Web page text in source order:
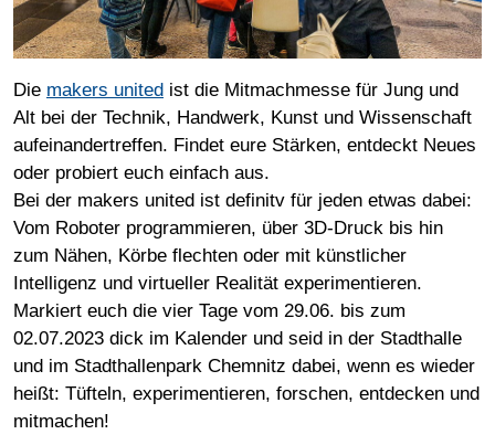
Die makers united ist die Mitmachmesse für Jung und
Alt bei der Technik, Handwerk, Kunst und Wissenschaft
aufeinandertreffen. Findet eure Stärken, entdeckt Neues
oder probiert euch einfach aus.
Bei der makers united ist definitv für jeden etwas dabei:
Vom Roboter programmieren, über 3D-Druck bis hin
zum Nähen, Körbe flechten oder mit künstlicher
Intelligenz und virtueller Realität experimentieren.
Markiert euch die vier Tage vom 29.06. bis zum
02.07.2023 dick im Kalender und seid in der Stadthalle
und im Stadthallenpark Chemnitz dabei, wenn es wieder
heißt: Tüfteln, experimentieren, forschen, entdecken und
mitmachen!